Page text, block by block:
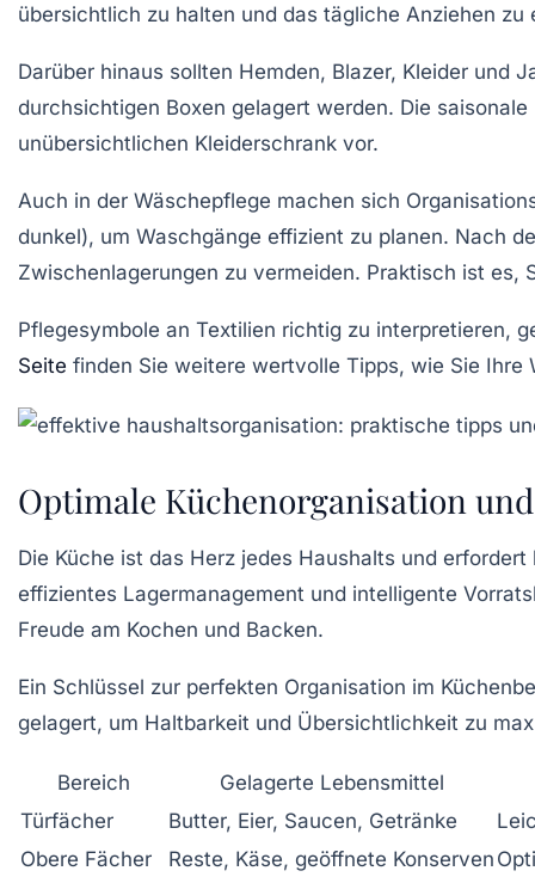
übersichtlich zu halten und das tägliche Anziehen zu
Darüber hinaus sollten Hemden, Blazer, Kleider
durchsichtigen Boxen gelagert werden. Die
unübersichtlichen Kleiderschrank vor.
Auch in der Wäschepflege machen sich
dunkel), um Waschgänge effizient zu planen. Nach
Zwischenlagerungen zu vermeiden. Praktisch ist es,
Pflegesymbole an Textilien richtig zu interpretieren,
Seite finden Sie weitere wertvolle Tipps, wie Sie
Optimale Küchenorganisation
Die Küche ist das Herz jedes Haushalts und
effizientes Lagermanagement und intelligente
Freude am Kochen und Backen.
Ein Schlüssel zur perfekten Organisation im
gelagert, um Haltbarkeit und Übersichtlichkeit zu
Bereich
Gelagerte Lebensmittel
Türfächer
Butter, Eier, Saucen, Getränke
Obere Fächer
Reste, Käse, geöffnete Konserven